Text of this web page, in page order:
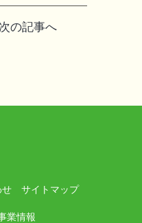
次の記事へ
せ サイトマップ
業情報